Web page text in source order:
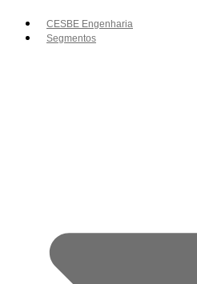
CESBE Engenharia
Segmentos